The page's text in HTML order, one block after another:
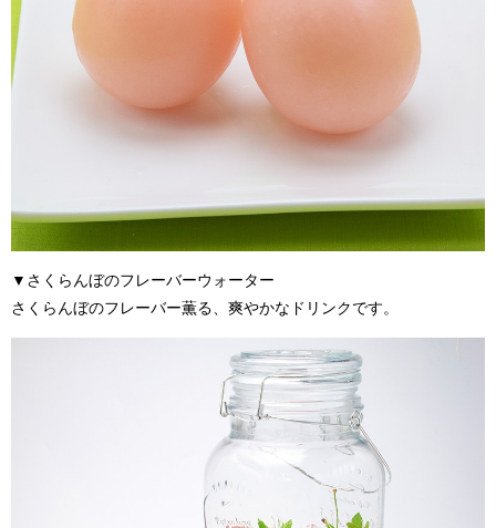
▼ さくらんぼのフレーバーウォーター
さくらんぼのフレーバー薫る、爽やかなドリンクです。